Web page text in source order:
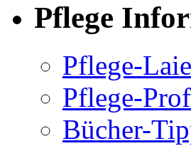
Pflege
Pflege-
Pflege-
Bücher-